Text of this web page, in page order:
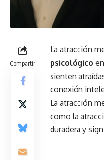
Compartir
La atracción
psicológico
sienten
conexión
La atracción
como la
duradera y